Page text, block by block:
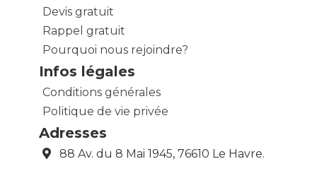
Devis gratuit
Rappel gratuit
Pourquoi nous rejoindre?
Infos légales
Conditions générales
Politique de vie privée
Adresses
88 Av. du 8 Mai 1945, 76610 Le Havre.